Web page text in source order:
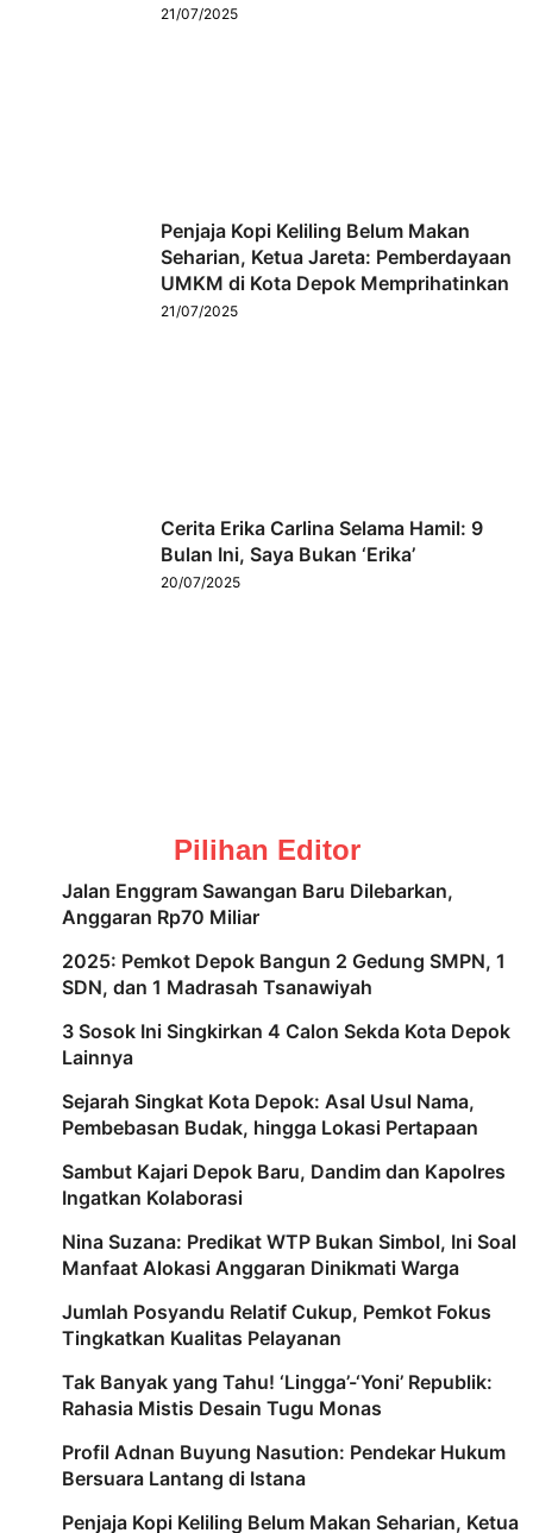
21/07/2025
Penjaja Kopi Keliling Belum Makan
Seharian, Ketua Jareta: Pemberdayaan
UMKM di Kota Depok Memprihatinkan
21/07/2025
Cerita Erika Carlina Selama Hamil: 9
Bulan Ini, Saya Bukan ‘Erika’
20/07/2025
Pilihan Editor
Jalan Enggram Sawangan Baru Dilebarkan,
Anggaran Rp70 Miliar
2025: Pemkot Depok Bangun 2 Gedung SMPN, 1
SDN, dan 1 Madrasah Tsanawiyah
3 Sosok Ini Singkirkan 4 Calon Sekda Kota Depok
Lainnya
Sejarah Singkat Kota Depok: Asal Usul Nama,
Pembebasan Budak, hingga Lokasi Pertapaan
Sambut Kajari Depok Baru, Dandim dan Kapolres
Ingatkan Kolaborasi
Nina Suzana: Predikat WTP Bukan Simbol, Ini Soal
Manfaat Alokasi Anggaran Dinikmati Warga
Jumlah Posyandu Relatif Cukup, Pemkot Fokus
Tingkatkan Kualitas Pelayanan
Tak Banyak yang Tahu! ‘Lingga’-‘Yoni’ Republik:
Rahasia Mistis Desain Tugu Monas
Profil Adnan Buyung Nasution: Pendekar Hukum
Bersuara Lantang di Istana
Penjaja Kopi Keliling Belum Makan Seharian, Ketua